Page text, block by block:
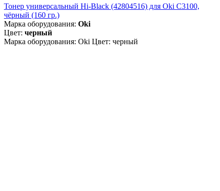
Тонер универсальный Hi-Black (42804516) для Oki С3100,
чёрный (160 гр.)
Марка оборудования: Oki
Цвет: черный
Марка оборудования: Oki Цвет: черный